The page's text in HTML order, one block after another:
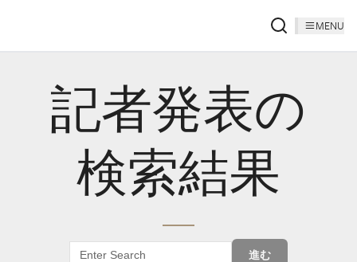
MENU
記者発表の
検索結果
進む